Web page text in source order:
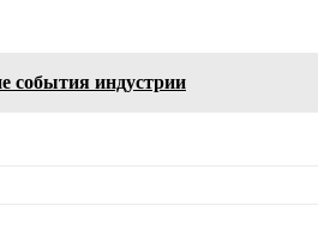
события индустрии